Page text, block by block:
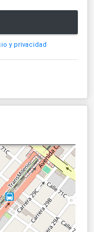
y privacidad